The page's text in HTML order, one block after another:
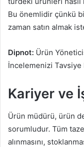
Bu önemlidir çünkü
zaman satın almak
Dipnot: Ürün
İncelemenizi Tavsiye
Kariyer ve
Ürün müdürü, ürün
sorumludur. Tüm
alınmasını,